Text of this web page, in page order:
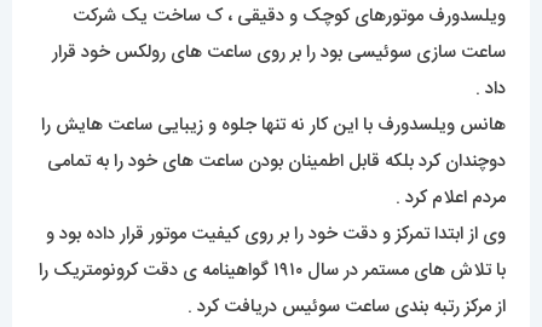
ویلسدورف موتورهای کوچک و دقیقی ، ک ساخت یک شرکت
ساعت سازی سوئیسی بود را بر روی ساعت های رولکس خود قرار
داد .
هانس ویلسدورف با این کار نه تنها جلوه و زیبایی ساعت هایش را
دوچندان کرد بلکه قابل اطمینان بودن ساعت های خود را به تمامی
مردم اعلام کرد .
وی از ابتدا تمرکز و دقت خود را بر روی کیفیت موتور قرار داده بود و
با تلاش های مستمر در سال ۱۹۱۰ گواهینامه ی دقت کرونومتریک را
از مرکز رتبه بندی ساعت سوئیس دریافت کرد .